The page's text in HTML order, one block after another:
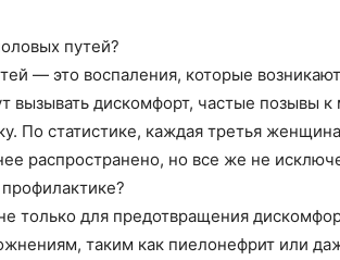
путей?
— это воспаления, которые
вызывать дискомфорт, частые позывы
По статистике, каждая третья
распространено, но все же не
только для предотвращения
таким как пиелонефрит или